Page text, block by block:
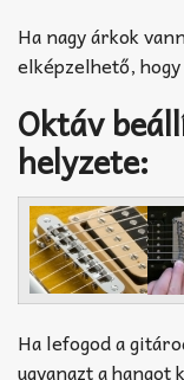
Ha nagy árkok
elképzelhető,
Oktáv
helyzete:
Ha lefogod a
ugyanazt a